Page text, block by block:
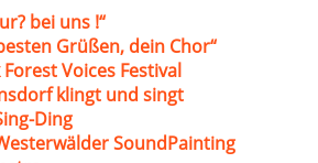
bei uns !“
Grüßen, dein Chor“
Forest Voices Festival
klingt und singt
Ding
SoundPainting